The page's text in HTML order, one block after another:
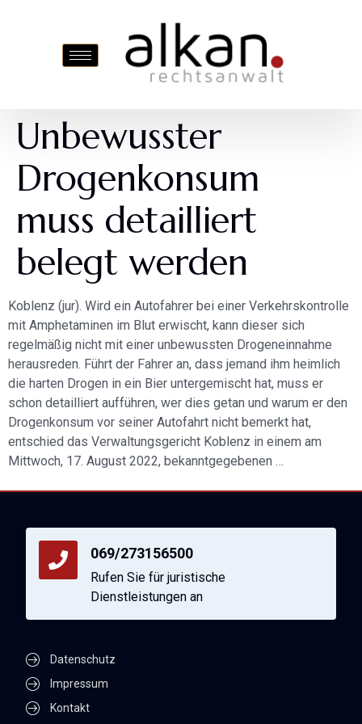
Unbewusster
Drogenkonsum
muss detailliert
belegt werden
Koblenz (jur). Wird ein Autofahrer bei einer Verkehrskontrolle
mit Amphetaminen im Blut erwischt, kann dieser sich
regelmäßig nicht mit einer unbewussten Drogeneinnahme
herausreden. Führt der Fahrer an, dass jemand ihm heimlich
die harten Drogen in ein Bier untergemischt hat, muss er
schon detailliert aufführen, wer dies getan und warum er den
Drogenkonsum vor seiner Autofahrt nicht bemerkt hat,
entschied das Verwaltungsgericht Koblenz in einem am
Mittwoch, 17. August 2022, bekanntgegebenen …
Datenschutz
Impressum
Kontakt
069/273156500
Rufen Sie für juristische
Dienstleistungen an